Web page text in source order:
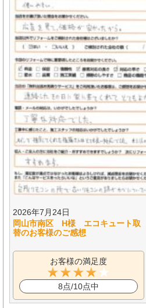
2026年7月24日
岡山市南区 H様 エコキュート取
替のお客様のご感想
お客様の満足度
8点/10点中